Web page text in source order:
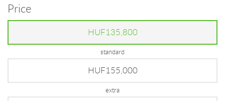
Price
HUF135,800
standard
HUF155,000
extra